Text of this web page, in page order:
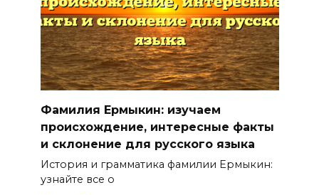
Фамилия Ермыкин: изучаем
происхождение, интересные факты
и склонение для русского языка
История и грамматика фамилии Ермыкин:
узнайте все о